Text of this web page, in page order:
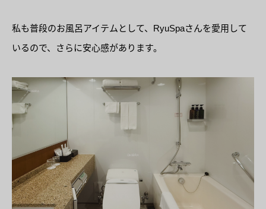
私も普段のお風呂アイテムとして、RyuSpaさんを愛用して
いるので、さらに安心感があります。